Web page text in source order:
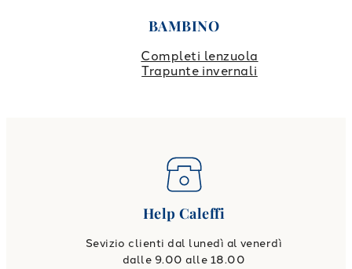
BAMBINO
Completi lenzuola
Trapunte invernali
Help Caleffi
Sevizio clienti dal lunedì al venerdì
dalle 9.00 alle 18.00